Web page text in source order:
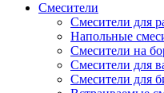
Смесители
Смесители для
Напольные
Смесители на
Смесители для
Смесители для